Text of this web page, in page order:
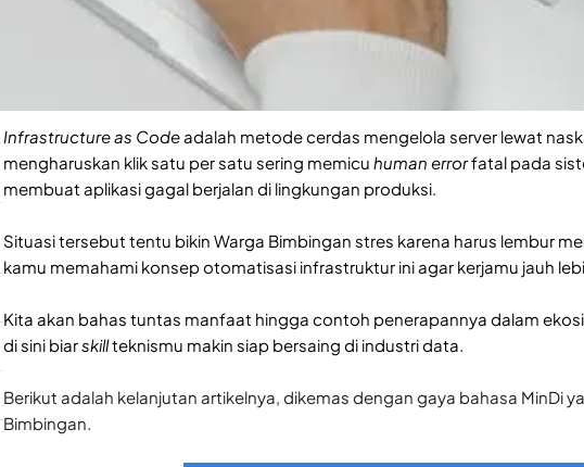
Infrastructure as Codeadalah metode cerdas mengelola server lewat
mengharuskan klik satu per satu sering memicu human errorfatal pada
membuat aplikasi gagal berjalan di lingkungan produksi.
Situasi tersebut tentu bikin Warga Bimbingan stres karena harus lembur
kamu memahami konsep otomatisasi infrastruktur ini agar kerjamu jauh
Kita akan bahas tuntas manfaat hingga contoh penerapannya dalam
di sini biarskillteknismu makin siap bersaing di industri data.
Berikut adalah kelanjutan artikelnya, dikemas dengan gaya bahasa MinDi
Bimbingan.